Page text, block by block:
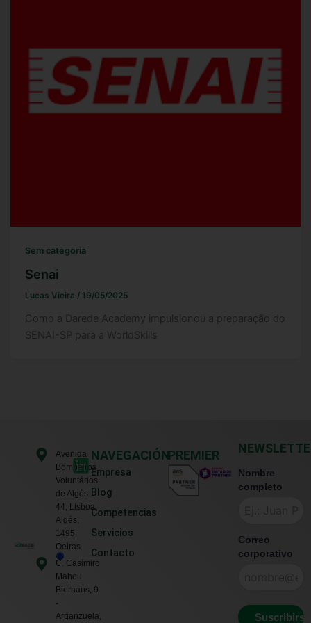
Sem categoria
Senai
Lucas Vieira / 19/05/2025
Como a Darede Academy impulsionou a preparação do
SENAI-SP para a WorldSkills
Avenida
Bombeiros
Voluntários
de Algés
44, Lisboa,
Algés,
1495
Oeiras
C. Casimiro
Mahou
Bierhans, 9
-
Arganzuela,
L
i
n
k
i
n
NAVEGACIÓN
Empresa
Blog
Competencias
Servicios
Contacto
PREMIER
Nombre
completo
Correo
corporativo